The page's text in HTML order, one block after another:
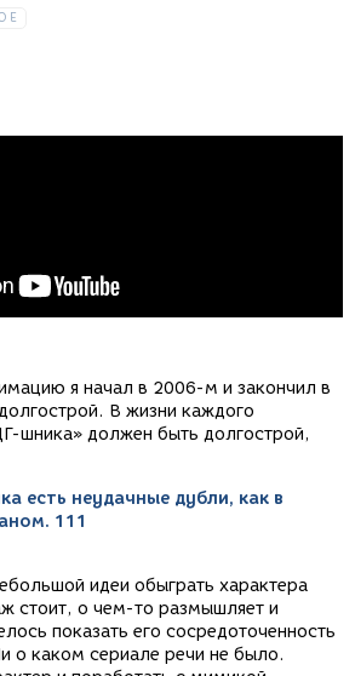
я начал в 2006-м и закончил в
В жизни каждого
шника» должен быть долгострой,
есть неудачные дубли, как в
111
идеи обыграть характера
стоит, о чем-то размышляет и
показать его сосредоточенность
о каком сериале речи не было.